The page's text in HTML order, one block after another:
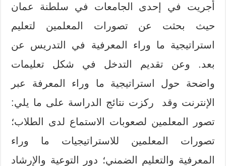
أجريت في إحدى الجامعات في سلطنة عمان
حيث بحثت عن تصورات المعلمين لتعليم
استراتيجية ما وراء المعرفية في التدريس عن
بعد. وعن تقديم التدخل في شكل تعليمات
واضحة حول استراتيجية ما وراء المعرفة عبر
الإنترنت وقد ركزت نتائج الدراسة على ما يلي:
تصور المعلمين لصعوبات الاستماع لدى الطلاب؛
تصورات المعلمين للاستراتيجيات ما وراء
المعرفية والتعليم الضمني؛ دور التوعية والإرشاد